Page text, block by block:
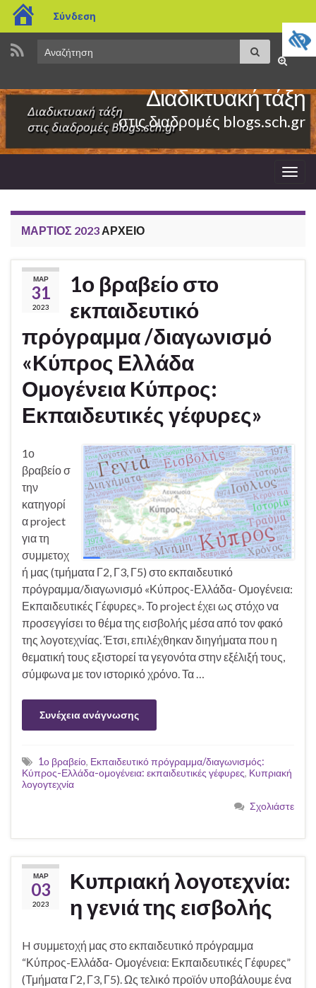
blogs.sch.gr
Σύνδεση
Search
Αναζήτηση
Διαδικτυακή τάξη
στις διαδρομές blogs.sch.gr
ΜΆΡΤΙΟΣ 2023 ΑΡΧΕΊΟ
ΜΑΡ
31
2023
1ο βραβείο στο
εκπαιδευτικό
πρόγραμμα /διαγωνισμό
«Κύπρος Ελλάδα
Ομογένεια Κύπρος:
Εκπαιδευτικές γέφυρες»
1ο
βραβείο σ
την
κατηγορί
α project
για τη
συμμετοχ
ή μας (τμήματα Γ2, Γ3, Γ5) στο εκπαιδευτικό
πρόγραμμα/διαγωνισμό «Κύπρος-Ελλάδα- Ομογένεια:
Εκπαιδευτικές Γέφυρες». Το project έχει ως στόχο να
προσεγγίσει το θέμα της εισβολής μέσα από τον φακό
της λογοτεχνίας. Έτσι, επιλέχθηκαν διηγήματα που η
θεματική τους εξιστορεί τα γεγονότα στην εξέλιξή τους,
σύμφωνα με τον ιστορικό χρόνο. Τα …
Συνέχεια ανάγνωσης
1ο βραβείο, Εκπαιδευτικό πρόγραμμα/διαγωνισμός:
Κύπρος-Ελλάδα-ομογένεια: εκπαιδευτικές γέφυρες, Κυπριακή
λογογτεχνία
Σχολιάστε
ΜΑΡ
03
2023
Κυπριακή λογοτεχνία:
η γενιά της εισβολής
H συμμετοχή μας στο εκπαιδευτικό πρόγραμμα
“Κύπρος-Ελλάδα- Ομογένεια: Εκπαιδευτικές Γέφυρες”
(Τμήματα Γ2, Γ3, Γ5). Ως τελικό προϊόν υποβάλουμε ένα